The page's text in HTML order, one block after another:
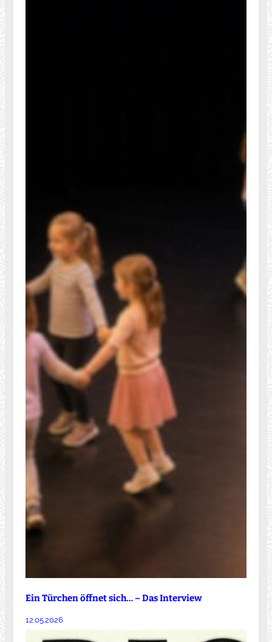
Ein Türchen öffnet sich… – Das Interview
12.05.2026